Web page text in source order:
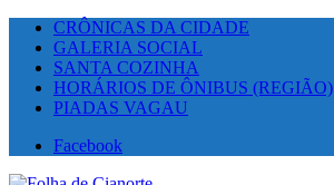
CRÔNICAS DA CIDADE
GALERIA SOCIAL
SANTA COZINHA
HORÁRIOS DE ÔNIBUS (REGIÃO)
PIADAS VAGAU
Facebook